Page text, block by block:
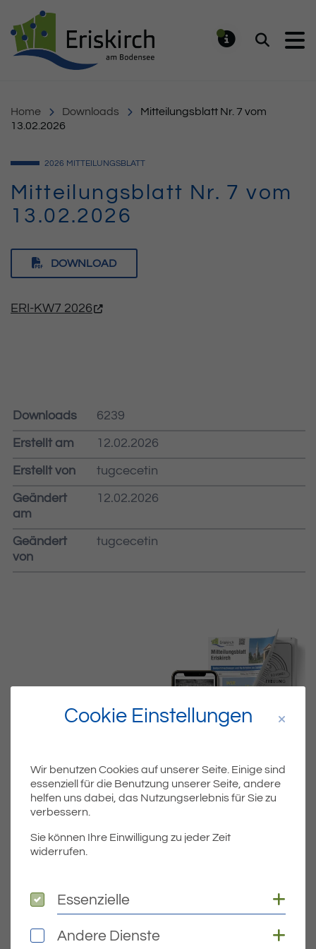
Suchen
Home Downloads
Mitteilungsblatt Nr. 7 vom
13.02.2026
2026 MITTEILUNGSBLATT
Mitteilungsblatt Nr. 7 vom
13.02.2026
DOWNLOAD
ERI-KW7 2026
Downloads 6239
Erstellt am 12.02.2026
Erstellt von tugcecetin
Geändert
am
12.02.2026
Geändert
von
tugcecetin
Dateityp
Dateigröße
Cookie Einstellungen
Wir benutzen Cookies auf unserer Seite. Einige sind
essenziell für die Benutzung unserer Seite, andere
helfen uns dabei, das Nutzungserlebnis für Sie zu
verbessern.
Sie können Ihre Einwilligung zu jeder Zeit
widerrufen.
Essenzielle
Essenzielle
Andere Dienste
Andere Dienste